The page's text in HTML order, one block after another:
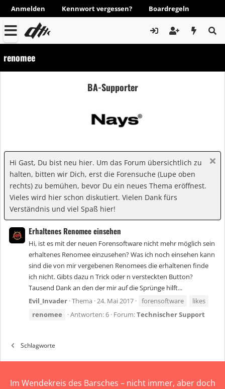
Anmelden Kennwort vergessen? Boardregeln
renomee
BA-Supporter
Hi Gast, Du bist neu hier. Um das Forum übersichtlich zu
halten, bitten wir Dich, erst die Forensuche (Lupe oben
rechts) zu bemühen, bevor Du ein neues Thema eröffnest.
Vieles wird hier schon diskutiert. Vielen Dank fürs
Verständnis und viel Spaß hier!
Erhaltenes Renomee einsehen
Hi, ist es mit der neuen Forensoftware nicht mehr möglich sein
erhaltenes Renomee einzusehen? Was ich noch einsehen kann
sind die von mir vergebenen Renomees die erhaltenen finde
ich nicht. Gibts dazu n Trick oder n versteckten Button?
Tausend Dank an den der mir auf die Sprünge hilft...
Evil_Invader Thema 24. Mai 2017 forensoftware
likes
renomee
Antworten: 6 Forum:Technischer Support
Schlagworte
Im Wendekreis des Barsches – nicht immer, aber doch